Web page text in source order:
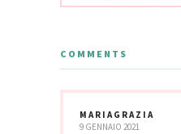
COMMENTS
MARIAGRAZIA
9 GENNAIO 2021